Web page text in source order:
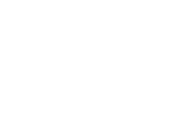
El acceso era casi
escarpados y
encontraba una
que ya ha sido